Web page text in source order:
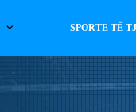
SPORTE TË